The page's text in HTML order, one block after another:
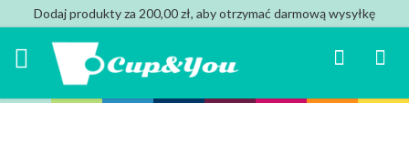
Dodaj produkty za 200,00 zł, aby otrzymać darmową wysyłkę
Mój
Search